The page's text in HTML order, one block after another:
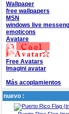
Wallpaper
free wallpapers
MSN
windows live
emoticons
Avatare
Free Avatars
Imagini avatar
Más acoplamientos
nuevo :